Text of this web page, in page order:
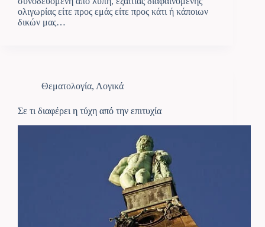
ολιγωρίας είτε προς εμάς είτε προς κάτι ή κάποιων
δικών μας…
Θεματολογία, Λογικά
Σε τι διαφέρει η τύχη από την επιτυχία